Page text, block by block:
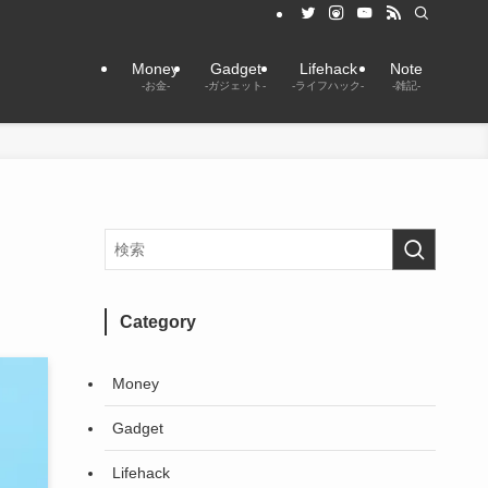
Money
-お金-
Gadget
-ガジェット-
Lifehack
-ライフハック-
Note
-雑記-
Category
Money
Gadget
Lifehack